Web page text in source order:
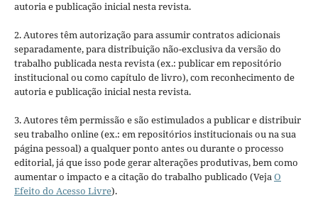
autoria e publicação inicial nesta revista.
2. Autores têm autorização para assumir contratos adicionais
separadamente, para distribuição não-exclusiva da versão do
trabalho publicada nesta revista (ex.: publicar em repositório
institucional ou como capítulo de livro), com reconhecimento de
autoria e publicação inicial nesta revista.
3. Autores têm permissão e são estimulados a publicar e distribuir
seu trabalho online (ex.: em repositórios institucionais ou na sua
página pessoal) a qualquer ponto antes ou durante o processo
editorial, já que isso pode gerar alterações produtivas, bem como
aumentar o impacto e a citação do trabalho publicado (VejaO
Efeito do Acesso Livre).